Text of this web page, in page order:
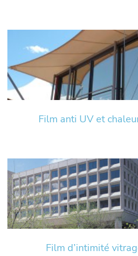
Film anti UV et
Film d’intimité